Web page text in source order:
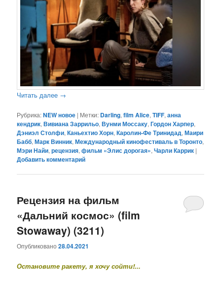
Читать далее →
Рубрика:NEW новое | Метки: Darling,film Alice,TIFF,анна
кендрик,Вивиана Заррильо,Вунми Моссаку,Гордон Харпер,
Дэниэл Столфи,Каньехтио Хорн,Каролин-Фе Тринидад,Маири
Бабб,Марк Винник,Международный кинофестиваль в Торонто,
Мэри Найи,рецензия,фильм «Элис дорогая»,Чарли Каррик |
Добавить комментарий
Рецензия на фильм
«Дальний космос» (film
Stowaway) (3211)
Опубликовано28.04.2021
Остановите ракету, я хочу сойти!...